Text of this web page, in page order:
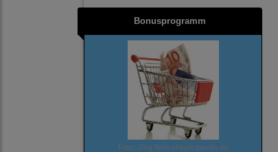
Bonusprogramm
Foto: Jörg Brinckheger/pixelio.de